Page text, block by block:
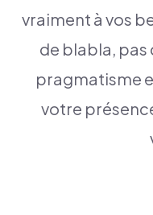
vraiment à vos
de blabla, pas
pragmatisme
votre